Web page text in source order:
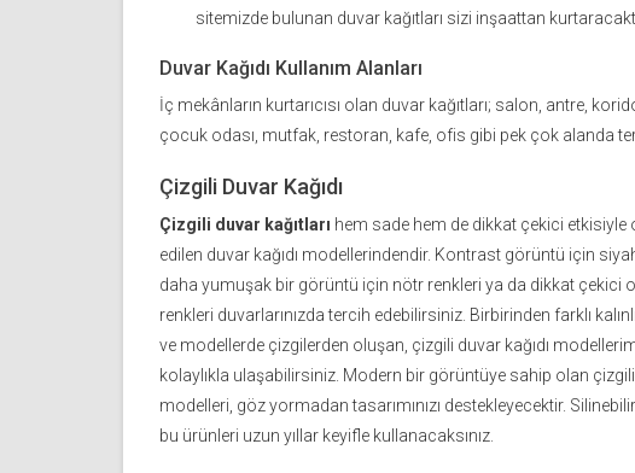
sitemizde bulunan duvar kağıtları sizi inşaattan
Duvar Kağıdı Kullanım Alanları
İç mekânların kurtarıcısı olan duvar kağıtları; salon, antre,
çocuk odası, mutfak, restoran, kafe, ofis gibi pek çok alanda
Çizgili Duvar Kağıdı
Çizgili duvar kağıtları hem sade hem de dikkat çekici etkisiyle
edilen duvar kağıdı modellerindendir. Kontrast görüntü için
daha yumuşak bir görüntü için nötr renkleri ya da dikkat çekici
renkleri duvarlarınızda tercih edebilirsiniz. Birbirinden farklı
ve modellerde çizgilerden oluşan, çizgili duvar kağıdı
kolaylıkla ulaşabilirsiniz. Modern bir görüntüye sahip olan çizgili
modelleri, göz yormadan tasarımınızı destekleyecektir. Silinebilir
bu ürünleri uzun yıllar keyifle kullanacaksınız.